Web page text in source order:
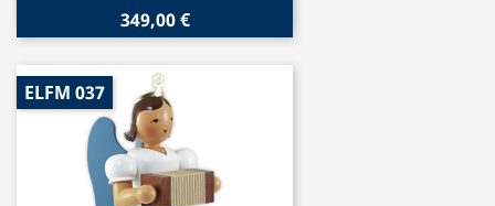
349,00 €
ELFM 037